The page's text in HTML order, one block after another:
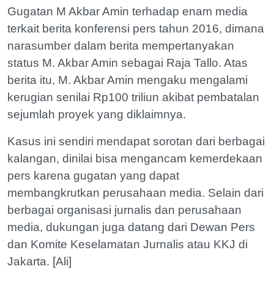
Gugatan M Akbar Amin terhadap enam media
terkait berita konferensi pers tahun 2016, dimana
narasumber dalam berita mempertanyakan
status M. Akbar Amin sebagai Raja Tallo. Atas
berita itu, M. Akbar Amin mengaku mengalami
kerugian senilai Rp100 triliun akibat pembatalan
sejumlah proyek yang diklaimnya.
Kasus ini sendiri mendapat sorotan dari berbagai
kalangan, dinilai bisa mengancam kemerdekaan
pers karena gugatan yang dapat
membangkrutkan perusahaan media. Selain dari
berbagai organisasi jurnalis dan perusahaan
media, dukungan juga datang dari Dewan Pers
dan Komite Keselamatan Jurnalis atau KKJ di
Jakarta. [Ali]